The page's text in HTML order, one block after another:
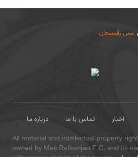
مس رفسنجان
درباره ما تماس با ما اخبار
All material and intellectual property
owned by Mes Rafsanjan F.C. and its